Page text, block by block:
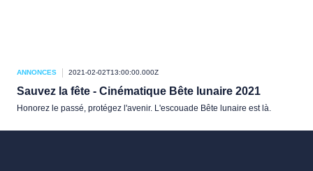
ANNONCES 2021-02-02T13:00:00.000Z
Sauvez la fête - Cinématique Bête lunaire 2021
Honorez le passé, protégez l'avenir. L'escouade Bête lunaire est là.